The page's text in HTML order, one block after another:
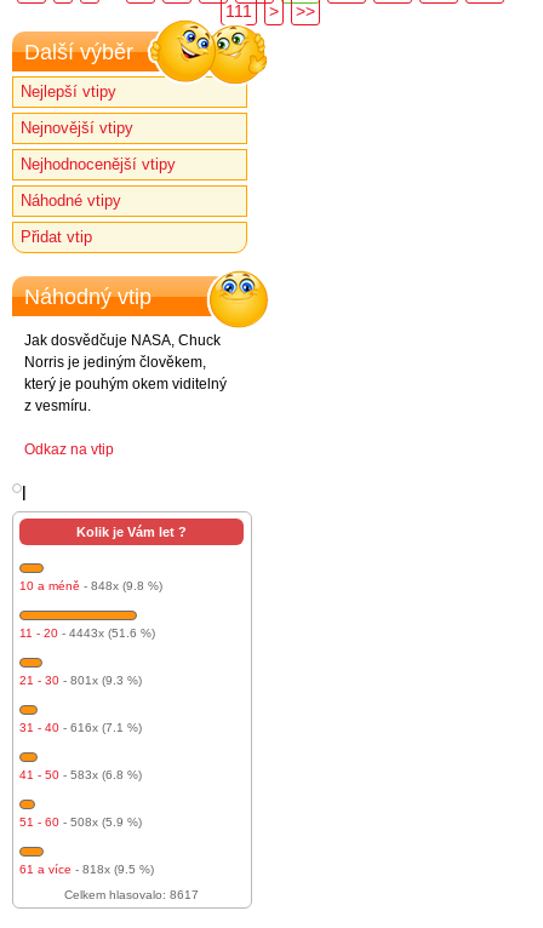
111 > >>
Další výběr
Nejlepší vtipy
Nejnovější vtipy
Nejhodnocenější vtipy
Náhodné vtipy
Přidat vtip
Náhodný vtip
Jak dosvědčuje NASA, Chuck
Norris je jediným člověkem,
který je pouhým okem viditelný
z vesmíru.
Odkaz na vtip
Kolik je Vám let ?
10 a méně - 848x (9.8 %)
11 - 20 - 4443x (51.6 %)
21 - 30 - 801x (9.3 %)
31 - 40 - 616x (7.1 %)
41 - 50 - 583x (6.8 %)
51 - 60 - 508x (5.9 %)
61 a více - 818x (9.5 %)
Celkem hlasovalo: 8617